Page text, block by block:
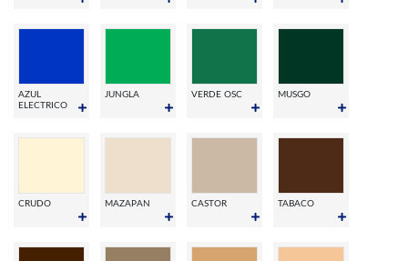
AZUL
ELECTRICO
JUNGLA VERDE OSC MUSGO
CRUDO MAZAPAN CASTOR TABACO